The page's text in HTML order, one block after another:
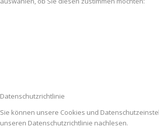
Datenschutzrichtlinie
Sie können unsere Cookies und
unseren Datenschutzrichtlinie nachlesen.